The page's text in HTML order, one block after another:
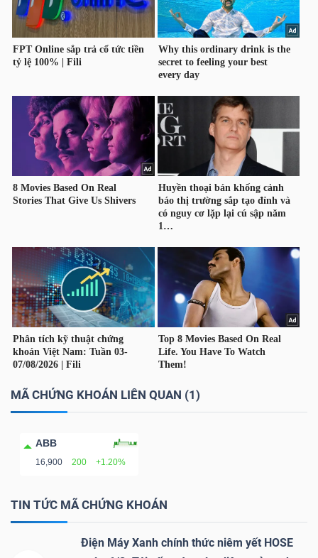
MÃ CHỨNG KHOÁN LIÊN QUAN (1)
ABB
16,900 200 +1.20%
TIN TỨC MÃ CHỨNG KHOÁN
Điện Máy Xanh chính thức niêm yết HOSE
VS-
SECTOR
NĂNG
LƯỢNG
NGUYÊN
VẬT
LIỆU
NGHIỆP
DÙNG
KHÔNG